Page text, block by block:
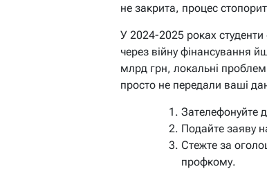
не закрита, процес
У 2024-2025 роках
через війну фінансування
млрд грн, локальні
просто не передали ваші
Зателефонуйте
Подайте заяву
Стежте за
профкому.